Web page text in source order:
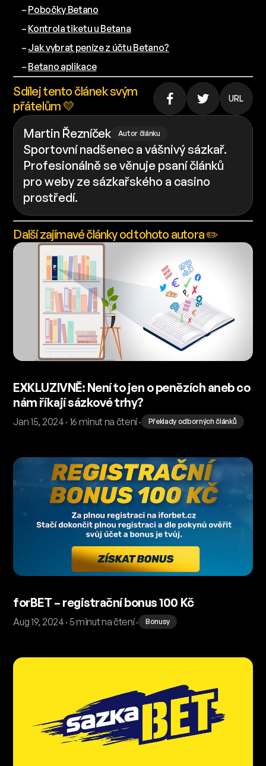
– Pobočky Betano
– Kontrola tiketu u Betana
– Jak vybrat peníze z účtu Betano?
– Betano aplikace
Sdílej tento článek svým
přátelům 💛
URL
Martin Řezníček Autor článku
Sportovní nadšenec a vášnivý sázkař.
Profesionálně se věnuje psaní článků
pro weby ze sázkařského a casino
prostředí.
Další zajímavé články od tohoto autora ✏️
EXKLUZIVNĚ: Není to jen o penězích aneb co
nám říkají sázkové trhy?
Jan 15, 2024 · 16 minut na čtení · Překlady odborných článků
forBET – registrační bonus 100 Kč
Aug 19, 2024 · 5 minut na čtení · Bonusy